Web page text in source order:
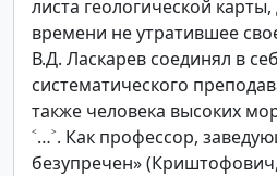
листа геологической
времени не утратившее
В.Д. Ласкарев соединял в
систематического
также человека высоких
˂…˃. Как профессор,
безупречен»